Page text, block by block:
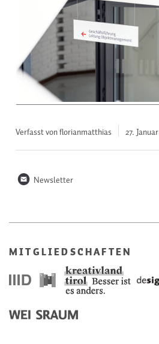
Verfasst von florianmatthias 27. Januar
n Newsletter
MITGLIEDSCHAFTEN